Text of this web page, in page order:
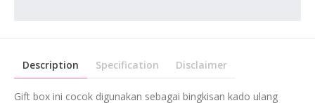
Description Specification Disclaimer
Gift box ini cocok digunakan sebagai bingkisan kado ulang